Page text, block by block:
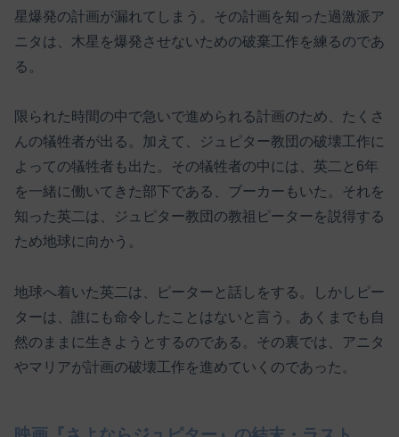
星爆発の計画が漏れてしまう。その計画を知った過激派ア
ニタは、木星を爆発させないための破棄工作を練るのであ
る。
限られた時間の中で急いで進められる計画のため、たくさ
んの犠牲者が出る。加えて、ジュピター教団の破壊工作に
よっての犠牲者も出た。その犠牲者の中には、英二と6年
を一緒に働いてきた部下である、ブーカーもいた。それを
知った英二は、ジュピター教団の教祖ピーターを説得する
ため地球に向かう。
地球へ着いた英二は、ピーターと話しをする。しかしピー
ターは、誰にも命令したことはないと言う。あくまでも自
然のままに生きようとするのである。その裏では、アニタ
やマリアが計画の破壊工作を進めていくのであった。